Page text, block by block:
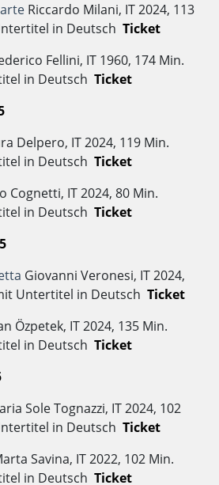
Riccardo Milani, IT 2024, 113
in Deutsch Ticket
Fellini, IT 1960, 174 Min.
in Deutsch Ticket
Delpero, IT 2024, 119 Min.
in Deutsch Ticket
Cognetti, IT 2024, 80 Min.
in Deutsch Ticket
Giovanni Veronesi, IT 2024,
Untertitel in Deutsch Ticket
Özpetek, IT 2024, 135 Min.
in Deutsch Ticket
Sole Tognazzi, IT 2024, 102
in Deutsch Ticket
Savina, IT 2022, 102 Min.
in Deutsch Ticket